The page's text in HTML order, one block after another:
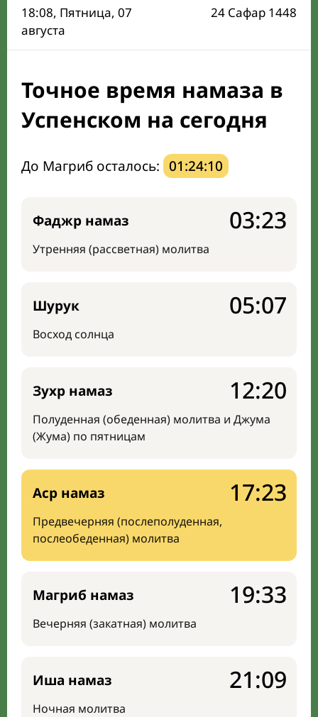
Время Сухура и Ифтара на сегодня
Календарь рамадана
Направление киблы
18:08, Пятница, 07
августа
24 Сафар 1448
Точное время намаза в
Успенском на сегодня
До Магриб осталось: 01:24:09
Фаджр намаз
Утренняя (рассветная) молитва
03:23
Шурук
Восход солнца
05:07
Зухр намаз
Полуденная (обеденная) молитва и Джума
(Жума) по пятницам
12:20
Аср намаз
Предвечерняя (послеполуденная,
послеобеденная) молитва
17:23
Магриб намаз
Вечерняя (закатная) молитва
19:33
Иша намаз
Ночная молитва
21:09